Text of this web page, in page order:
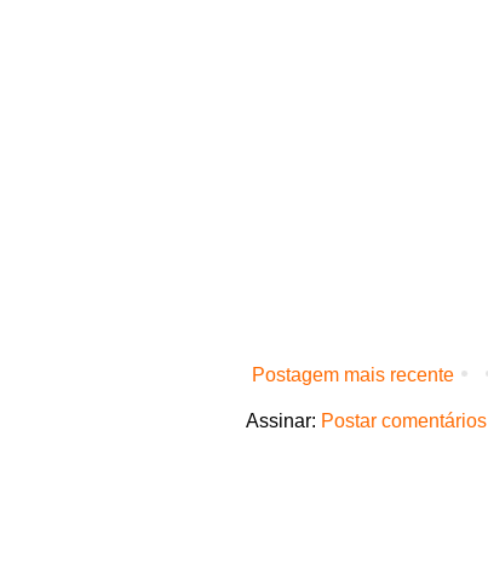
Postagem mais recente
Assinar: Postar